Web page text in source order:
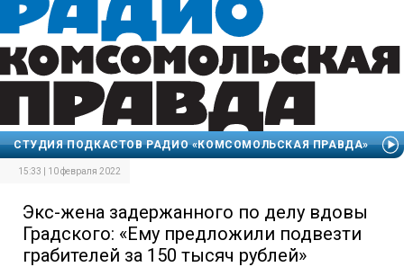
СТУДИЯ ПОДКАСТОВ РАДИО «КОМСОМОЛЬСКАЯ ПРАВДА»
15:33 | 10 февраля 2022
Экс-жена задержанного по делу вдовы
Градского: «Ему предложили подвезти
грабителей за 150 тысяч рублей»